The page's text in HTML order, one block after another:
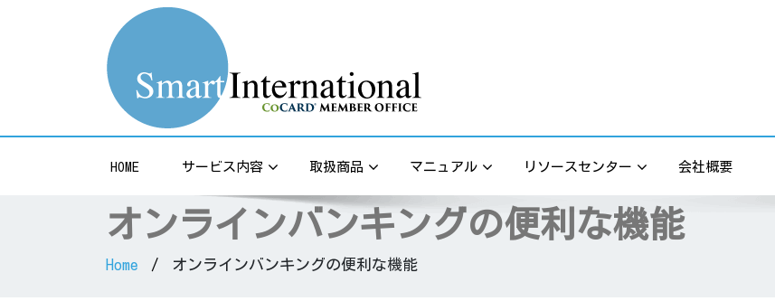
HOME サービス内容 取扱商品 マニュアル リソースセンター 会社概要
オンラインバンキングの便利な機能
Home オンラインバンキングの便利な機能